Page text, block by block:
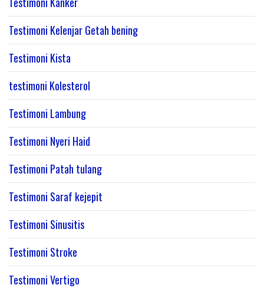
Testimoni Kelenjar Getah bening
Testimoni Kista
testimoni Kolesterol
Testimoni Lambung
Testimoni Nyeri Haid
Testimoni Patah tulang
Testimoni Saraf kejepit
Testimoni Sinusitis
Testimoni Stroke
Testimoni Vertigo